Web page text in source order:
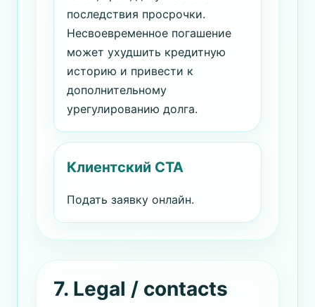
последствия просрочки.
Несвоевременное погашение
может ухудшить кредитную
историю и привести к
дополнительному
урегулированию долга.
Клиентский CTA
Подать заявку онлайн.
7. Legal / contacts